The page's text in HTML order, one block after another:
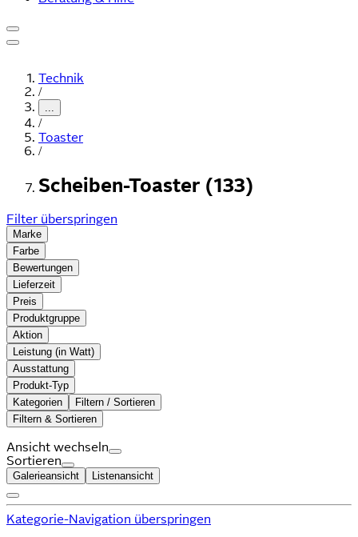
Technik
/
...
/
Toaster
/
Scheiben-Toaster (133)
Filter überspringen
Marke
Farbe
Bewertungen
Lieferzeit
Preis
Produktgruppe
Aktion
Leistung (in Watt)
Ausstattung
Produkt-Typ
Kategorien
Filtern / Sortieren
Filtern & Sortieren
Ansicht wechseln
Sortieren
Galerieansicht Listenansicht
Kategorie-Navigation überspringen